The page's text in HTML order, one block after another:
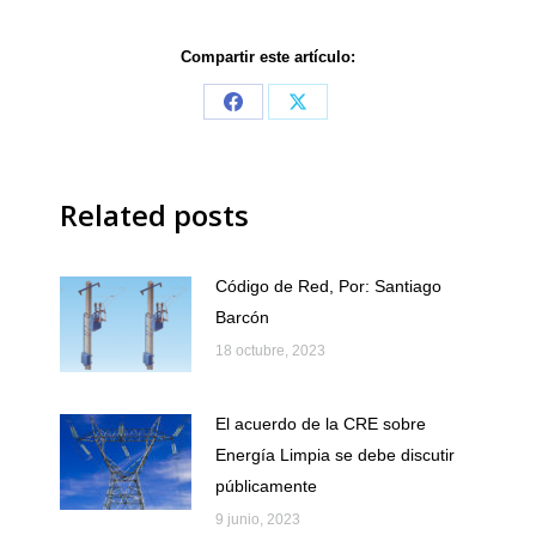
Compartir este artículo:
Share
Share
Related posts
Código de Red, Por: Santiago
Barcón
18 octubre, 2023
El acuerdo de la CRE sobre
Energía Limpia se debe discutir
públicamente
9 junio, 2023